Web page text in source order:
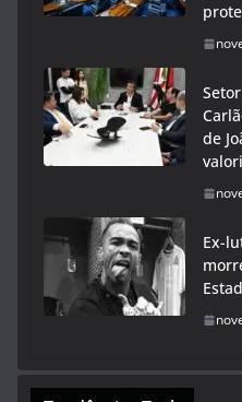
de
Ex-